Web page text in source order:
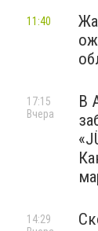
11:40
В
17:15
Вчера
14:29